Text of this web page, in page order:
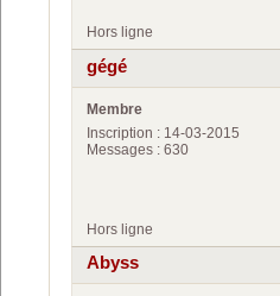
Hors ligne
gégé
Membre
Inscription : 14-03-2015
Messages : 630
Hors ligne
Abyss